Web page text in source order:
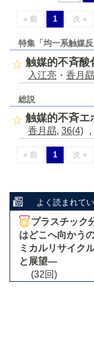
« 前 1 次 »
特集「均一系触媒
触媒的不斉酸
入江亮 ・ 香月勗
総説
触媒的不斉エ
香月勗, 36(4)
« 前 1 次 »
よく読まれて
プラスチック
はどこへ向かう
ミカルリサイク
と展望―
(32回)